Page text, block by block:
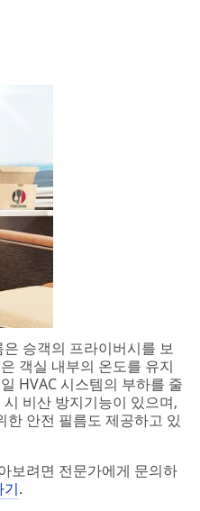
승객의 프라이버시를 보
객실 내부의 온도를 유지
HVAC 시스템의 부하를 줄
비산 방지기능이 있으며,
안전 필름도 제공하고 있
보려면 전문가에게 문의하
.